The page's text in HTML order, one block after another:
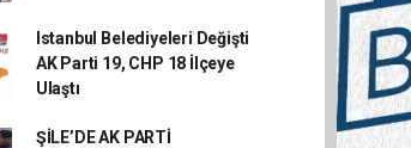
Istanbul Belediyeleri Değişti
AK Parti 19, CHP 18 İlçeye
Ulaştı
ŞİLE’DE AK PARTİ